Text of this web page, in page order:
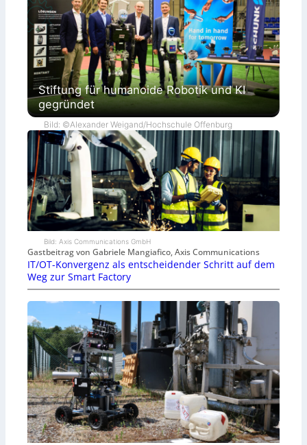
Stiftung für humanoide Robotik und KI
gegründet
Bild: ©Alexander Weigand/Hochschule Offenburg
Bild: Axis Communications GmbH
Gastbeitrag von Gabriele Mangiafico, Axis Communications
IT/OT-Konvergenz als entscheidender Schritt auf dem
Weg zur Smart Factory